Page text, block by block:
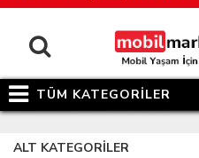
TÜM KATEGORİLER
ALT KATEGORILER